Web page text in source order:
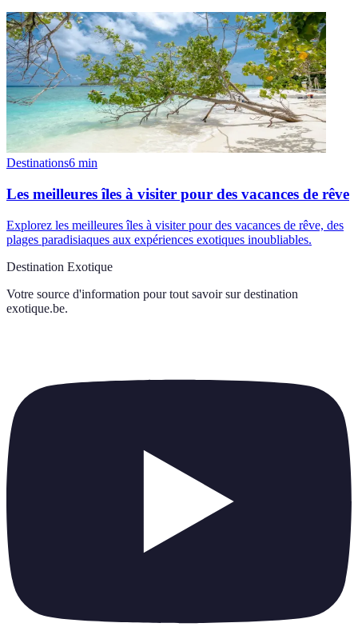
Destinations6 min
Les meilleures îles à visiter pour des vacances de rêve
Explorez les meilleures îles à visiter pour des vacances de rêve, des
plages paradisiaques aux expériences exotiques inoubliables.
Destination Exotique
Votre source d'information pour tout savoir sur destination
exotique.be.